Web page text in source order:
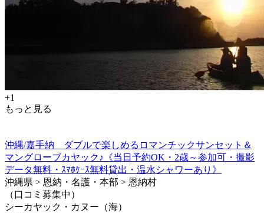
+1
もっと見る
沖縄/嘉手納 ダブルで楽しめるロマンチックサンセット＆
マングローブカヤック♪《当日予約OK・2歳～参加可・撮影
データ無料・ｽﾏﾎｹｰｽ無料貸出・温水シャワーあり》
沖縄県 > 恩納・名護・本部 > 恩納村
（口コミ募集中）
シーカヤック・カヌー（海）